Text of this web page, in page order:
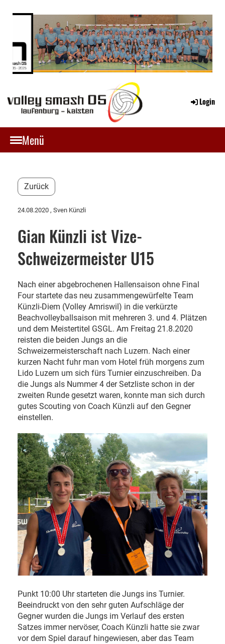
Login
Menü
Zurück
24.08.2020 , Sven Künzli
Gian Künzli ist Vize-
Schweizermeister U15
Nach einer abgebrochenen Hallensaison ohne Final
Four startete das neu zusammengewürfelte Team
Künzli-Diem (Volley Amriswil) in die verkürzte
Beachvolleyballsaison mit mehreren 3. und 4. Plätzen
und dem Meistertitel GSGL. Am Freitag 21.8.2020
reisten die beiden Jungs an die
Schweizermeisterschaft nach Luzern. Nach einer
kurzen Nacht fuhr man vom Hotel früh morgens zum
Lido Luzern um sich fürs Turnier einzuschreiben. Da
die Jungs als Nummer 4 der Setzliste schon in der
zweiten Runde gesetzt waren, konnte man sich durch
gutes Scouting von Coach Künzli auf den Gegner
einstellen.
Punkt 10:00 Uhr starteten die Jungs ins Turnier.
Beeindruckt von den sehr guten Aufschläge der
Gegner wurden die Jungs im Verlauf des ersten
Satzes immer nervöser, Coach Künzli hatte sie zwar
vor dem Spiel darauf hingewiesen, aber das Team